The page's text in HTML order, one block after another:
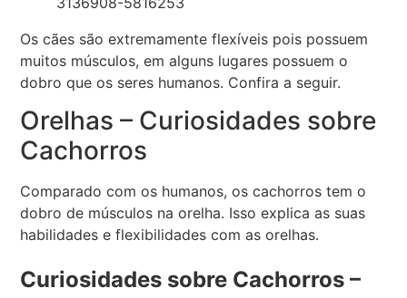
Os cães são extremamente flexíveis pois possuem
muitos músculos, em alguns lugares possuem o
dobro que os seres humanos. Confira a seguir.
Orelhas – Curiosidades sobre
Cachorros
Comparado com os humanos, os cachorrostem o
dobro de músculos na orelha. Isso explica as suas
habilidades e flexibilidades com as orelhas.
Curiosidades sobre Cachorros –